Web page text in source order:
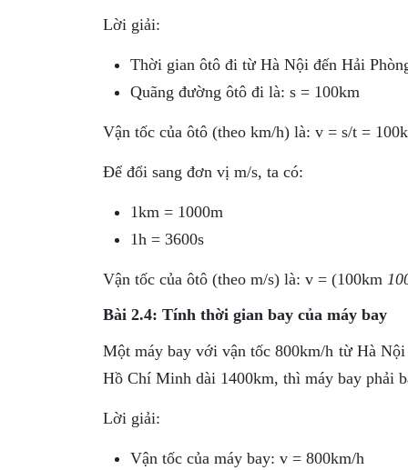
Lời giải:
Thời gian ôtô đi từ Hà Nội đến Hải
Quãng đường ôtô đi là: s = 100km
Vận tốc của ôtô (theo km/h) là: v = s/t =
Để đổi sang đơn vị m/s, ta có:
1km = 1000m
1h = 3600s
Vận tốc của ôtô (theo m/s) là: v = (100km
Bài 2.4: Tính thời gian bay của máy bay
Một máy bay với vận tốc 800km/h từ Hà
Hồ Chí Minh dài 1400km, thì máy bay phải
Lời giải:
Vận tốc của máy bay: v = 800km/h